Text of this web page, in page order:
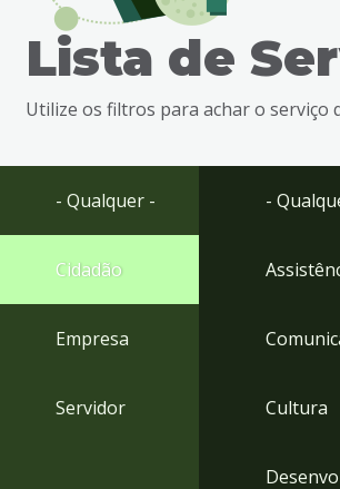
busca
Ir
rodapé
Lista de
Utilize os filtros para achar o serviço
- Qualquer -
Cidadão
Empresa
Servidor
-
Cultura